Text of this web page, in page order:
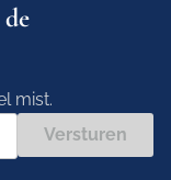
mist.
Versturen